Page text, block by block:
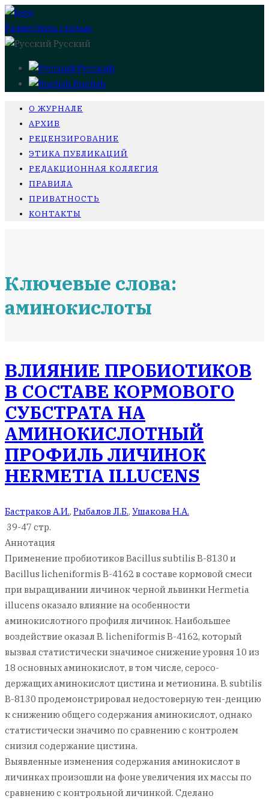
Разместить статью
Русский
Русский
English
О ЖУРНАЛЕ
АРХИВ
РЕЦЕНЗИРОВАНИЕ
ЭТИКА ПУБЛИКАЦИЙ
РЕДАКЦИОННАЯ КОЛЛЕГИЯ
ПРАВИЛА
ПРИВАТНОСТЬ
КОНТАКТЫ
Ключевые слова:
аминокислоты
ВЛИЯНИЕ ПРОБИОТИКОВ
В СОСТАВЕ КОРМОВОГО
СУБСТРАТА НА
АМИНОКИСЛОТНЫЙ
ПРОФИЛЬ ЛИЧИНОК
HERMETIA ILLUCENS
Бастраков А.И., Рыбалов Л.Б., Ушакова Н.А.
39-47 стр.
Аннотация
Применение пробиотиков Bacillus subtilis B-8130 и
Bacillus licheniformis B-4162 в составе кормовой смеси
при выращивании личинок черной львинки Hermetia
illucens оказало влияние на особенности
аминокислотного профиля личинок. Наибольшее
воздействие оказал B. licheniformis В-4162, который
вызвал статистически значимое снижение уровня 10 из
18 основных аминокислот, в том числе, серосо-
держащих аминокислот цистина и метионина. B. subtilis
B-8130 продемонстрировал недостоверную тен-денцию
к снижению общего содержания аминокислот, однако
статистически значимо по сравнению с контролем
снизил содержание цистина.
Выявленные изменения содержания аминокислот в
личинках произошли на фоне увеличения их массы по
сравнению с контрольной личинкой. Сделано